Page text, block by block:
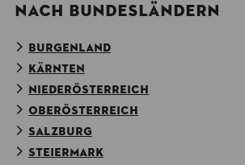
NACH BUNDESLÄNDERN
BURGENLAND
KÄRNTEN
NIEDERÖSTERREICH
OBERÖSTERREICH
SALZBURG
STEIERMARK